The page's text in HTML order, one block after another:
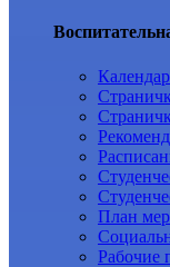
План
Рабочие